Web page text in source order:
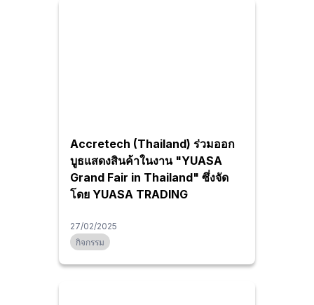
Accretech (Thailand) ร่วมออก
บูธแสดงสินค้าในงาน "YUASA
Grand Fair in Thailand" ซึ่งจัด
โดย YUASA TRADING
27/02/2025
กิจกรรม